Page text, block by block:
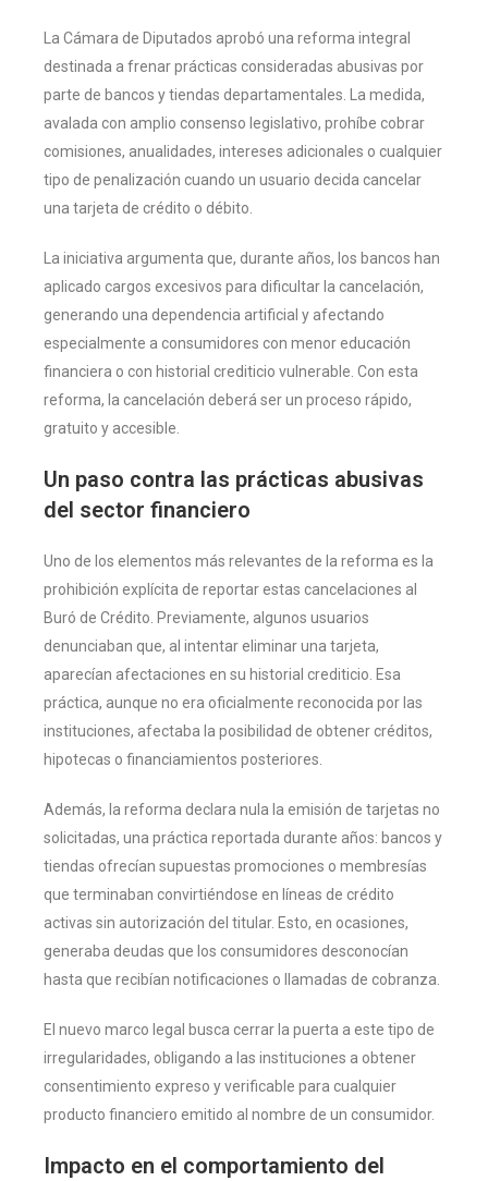
La Cámara de Diputados aprobó una reforma integral
destinada a frenar prácticas consideradas abusivas por
parte de bancos y tiendas departamentales. La medida,
avalada con amplio consenso legislativo, prohíbe cobrar
comisiones, anualidades, intereses adicionales o cualquier
tipo de penalización cuando un usuario decida cancelar
una tarjeta de crédito o débito.
La iniciativa argumenta que, durante años, los bancos han
aplicado cargos excesivos para dificultar la cancelación,
generando una dependencia artificial y afectando
especialmente a consumidores con menor educación
financiera o con historial crediticio vulnerable. Con esta
reforma, la cancelación deberá ser un proceso rápido,
gratuito y accesible.
Un paso contra las prácticas abusivas
del sector financiero
Uno de los elementos más relevantes de la reforma es la
prohibición explícita de reportar estas cancelaciones al
Buró de Crédito. Previamente, algunos usuarios
denunciaban que, al intentar eliminar una tarjeta,
aparecían afectaciones en su historial crediticio. Esa
práctica, aunque no era oficialmente reconocida por las
instituciones, afectaba la posibilidad de obtener créditos,
hipotecas o financiamientos posteriores.
Además, la reforma declara nula la emisión de tarjetas no
solicitadas, una práctica reportada durante años: bancos y
tiendas ofrecían supuestas promociones o membresías
que terminaban convirtiéndose en líneas de crédito
activas sin autorización del titular. Esto, en ocasiones,
generaba deudas que los consumidores desconocían
hasta que recibían notificaciones o llamadas de cobranza.
El nuevo marco legal busca cerrar la puerta a este tipo de
irregularidades, obligando a las instituciones a obtener
consentimiento expreso y verificable para cualquier
producto financiero emitido al nombre de un consumidor.
Impacto en el comportamiento del